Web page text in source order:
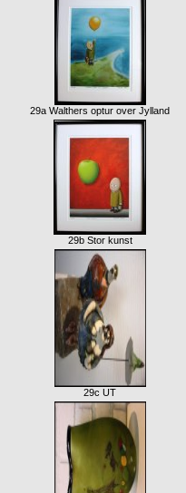
29a Walthers optur over Jylland
29b Stor kunst
29c UT